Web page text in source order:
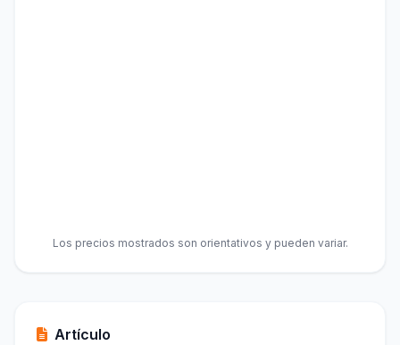
Los precios mostrados son orientativos y pueden variar.
Artículo